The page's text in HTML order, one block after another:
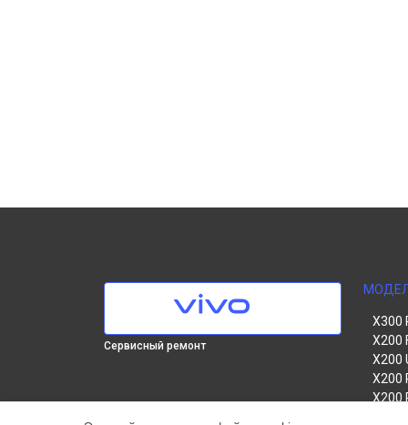
Сервисный ремонт
X300
X200
X200
X200
X200